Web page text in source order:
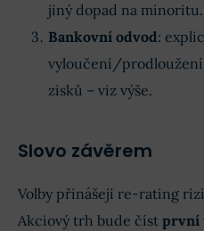
jiný dopad na minoritu.
Bankovní odvod:
vyloučení/prodloužení
zisků – viz výše.
Slovo závěrem
Volby přinášejí re-rating
Akciový trh bude číst první